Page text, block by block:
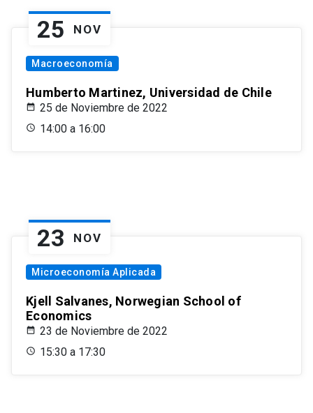
25 NOV
Macroeconomía
Humberto Martinez, Universidad de Chile
25 de Noviembre de 2022
14:00 a 16:00
23 NOV
Microeconomía Aplicada
Kjell Salvanes, Norwegian School of
Economics
23 de Noviembre de 2022
15:30 a 17:30